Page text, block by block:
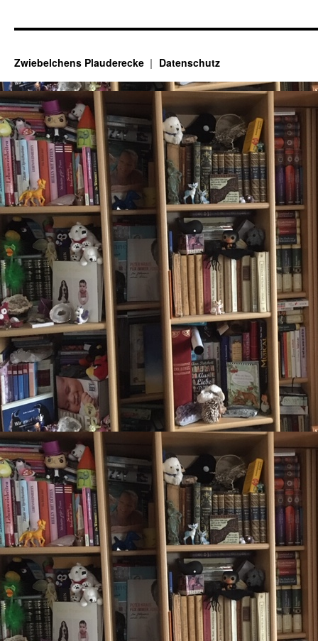
Zwiebelchens Plauderecke Datenschutz